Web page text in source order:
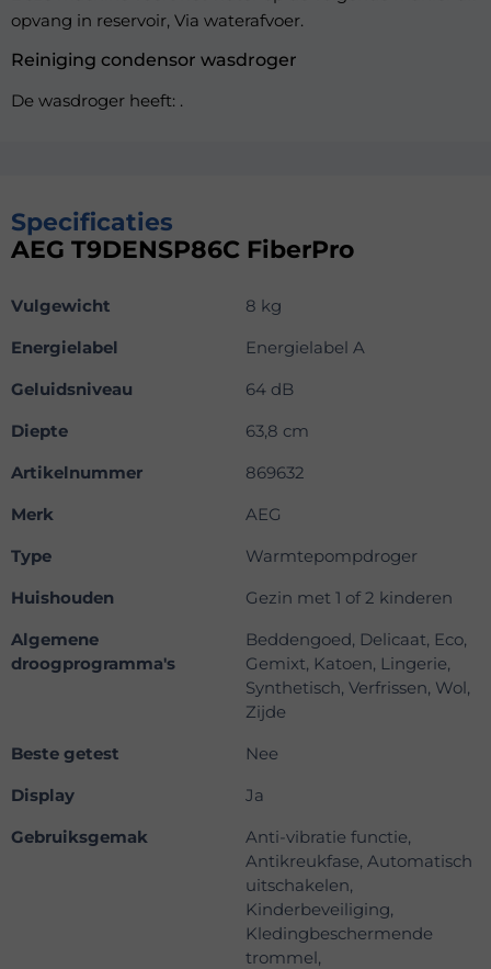
opvang in reservoir, Via waterafvoer.
Reiniging condensor wasdroger
De wasdroger heeft: .
Specificaties
AEG T9DENSP86C FiberPro
Vulgewicht
8 kg
Energielabel
Energielabel A
Geluidsniveau
64 dB
Diepte
63,8 cm
Artikelnummer
869632
Merk
AEG
Type
Warmtepompdroger
Huishouden
Gezin met 1 of 2 kinderen
Algemene
droogprogramma's
Beddengoed, Delicaat, Eco,
Gemixt, Katoen, Lingerie,
Synthetisch, Verfrissen, Wol,
Zijde
Beste getest
Nee
Display
Ja
Gebruiksgemak
Anti-vibratie functie,
Antikreukfase, Automatisch
uitschakelen,
Kinderbeveiliging,
Kledingbeschermende
trommel,